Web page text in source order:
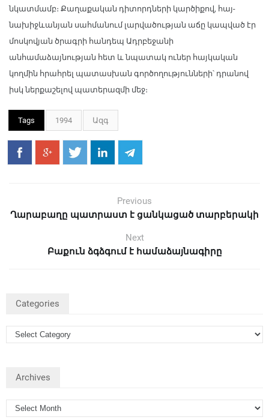
նկատմամբ։ Քաղաքական դիտորդների կարծիքով, հայ-
նախիջևանյան սահմանում լարվածության աճը կապված էր
մոսկովյան ծրագրի հանդեպ Ադրբեջանի
անհամաձայնության հետ և նպատակ ուներ հայկական
կողմին հրահրել պատասխան գործողությունների՝ դրանով
իսկ ներքաշելով պատերազմի մեջ։
Tags 1994 Ազգ
Previous
Ղարաբաղը պատրաստ է ցանկացած տարբերակի
Next
Բաքուն ձգձգում է համաձայնագիրը
Categories
Archives